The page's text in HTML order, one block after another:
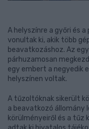
A helyszínre a győri és
vonultak ki, akik több
beavatkozáshoz. Az
párhuzamosan
egy embert a negyedik
helyszínen voltak.
A tűzoltóknak sikerült
a beavatkozó állomány
körülményeiről és a tűz